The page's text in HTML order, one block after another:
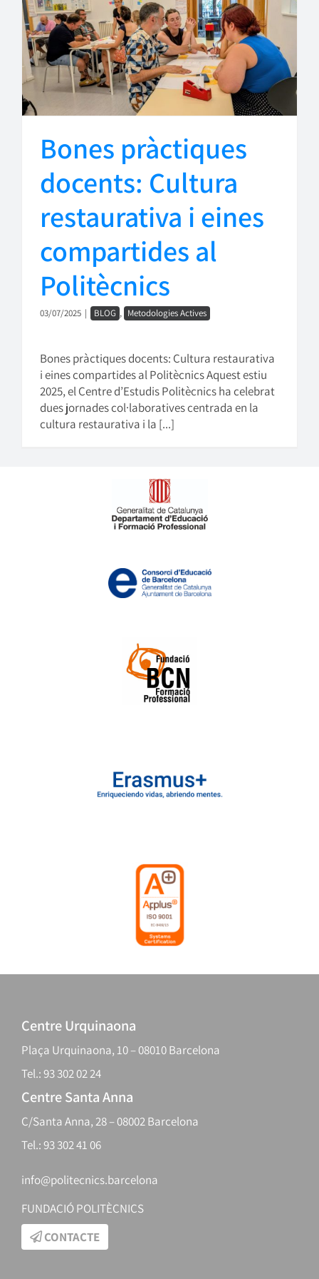
Bones pràctiques
docents: Cultura
restaurativa i eines
compartides al
Politècnics
03/07/2025 | BLOG , Metodologies Actives
Bones pràctiques docents: Cultura restaurativa
i eines compartides al Politècnics Aquest estiu
2025, el Centre d’Estudis Politècnics ha celebrat
dues jornades col·laboratives centrada en la
cultura restaurativa i la [...]
Centre Urquinaona
Plaça Urquinaona, 10 – 08010 Barcelona
Tel.: 93 302 02 24
Centre Santa Anna
C/Santa Anna, 28 – 08002 Barcelona
Tel.: 93 302 41 06
info@politecnics.barcelona
FUNDACIÓ POLITÈCNICS
CONTACTE